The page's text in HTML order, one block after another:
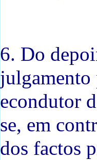
6. Do
julgamento
econdutor
se, em
dos factos